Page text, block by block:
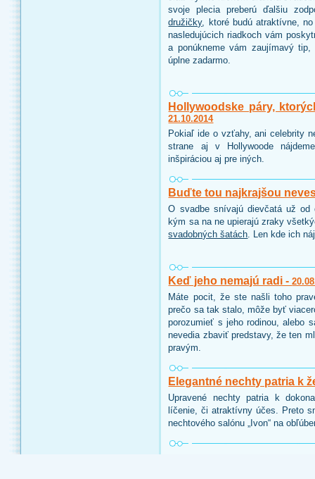
svoje plecia preberú ďalšiu
družičky, ktoré budú atraktívne,
nasledujúcich riadkoch vám
a ponúkneme vám zaujímavý
úplne zadarmo.
Hollywoodske páry,
21.10.2014
Pokiaľ ide o vzťahy, ani celebrity
strane aj v Hollywoode
inšpiráciou aj pre iných.
Buďte tou najkrajšou
O svadbe snívajú dievčatá už
kým sa na ne upierajú zraky
svadobných šatách. Len kde ich
Keď jeho nemajú radi -
Máte pocit, že ste našli toho
prečo sa tak stalo, môže byť
porozumieť s jeho rodinou, alebo
nevedia zbaviť predstavy, že ten
pravým.
Elegantné nechty patria k
Upravené nechty patria k
líčenie, či atraktívny účes. Preto
nechtového salónu „Ivon“ na